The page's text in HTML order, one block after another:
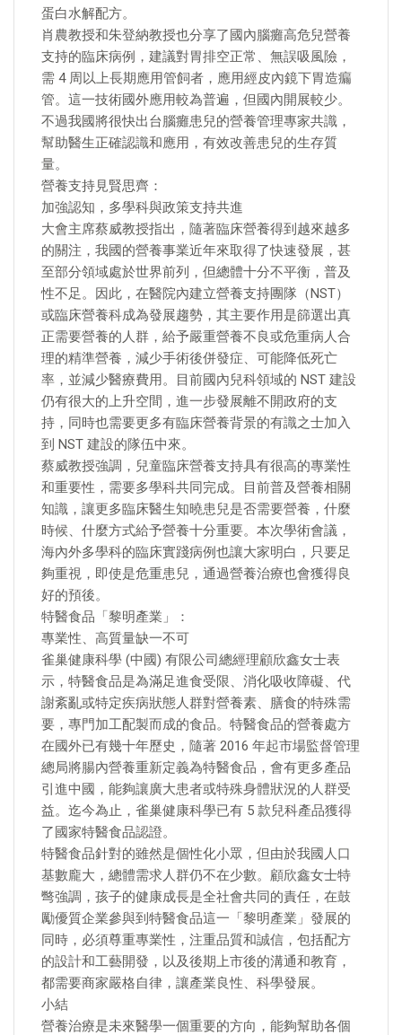
蛋白水解配方。
肖農教授和朱登納教授也分享了國內腦癱高危兒營養
支持的臨床病例，建議對胃排空正常、無誤吸風險，
需 4 周以上長期應用管飼者，應用經皮內鏡下胃造瘺
管。這一技術國外應用較為普遍，但國內開展較少。
不過我國將很快出台腦癱患兒的營養管理專家共識，
幫助醫生正確認識和應用，有效改善患兒的生存質
量。
營養支持見賢思齊：
加強認知，多學科與政策支持共進
大會主席蔡威教授指出，隨著臨床營養得到越來越多
的關注，我國的營養事業近年來取得了快速發展，甚
至部分領域處於世界前列，但總體十分不平衡，普及
性不足。因此，在醫院內建立營養支持團隊（NST）
或臨床營養科成為發展趨勢，其主要作用是篩選出真
正需要營養的人群，給予嚴重營養不良或危重病人合
理的精準營養，減少手術後併發症、可能降低死亡
率，並減少醫療費用。目前國內兒科領域的 NST 建設
仍有很大的上升空間，進一步發展離不開政府的支
持，同時也需要更多有臨床營養背景的有識之士加入
到 NST 建設的隊伍中來。
蔡威教授強調，兒童臨床營養支持具有很高的專業性
和重要性，需要多學科共同完成。目前普及營養相關
知識，讓更多臨床醫生知曉患兒是否需要營養，什麼
時候、什麼方式給予營養十分重要。本次學術會議，
海內外多學科的臨床實踐病例也讓大家明白，只要足
夠重視，即使是危重患兒，通過營養治療也會獲得良
好的預後。
特醫食品「黎明產業」：
專業性、高質量缺一不可
雀巢健康科學 (中國) 有限公司總經理顧欣鑫女士表
示，特醫食品是為滿足進食受限、消化吸收障礙、代
謝紊亂或特定疾病狀態人群對營養素、膳食的特殊需
要，專門加工配製而成的食品。特醫食品的營養處方
在國外已有幾十年歷史，隨著 2016 年起市場監督管理
總局將腸內營養重新定義為特醫食品，會有更多產品
引進中國，能夠讓廣大患者或特殊身體狀況的人群受
益。迄今為止，雀巢健康科學已有 5 款兒科產品獲得
了國家特醫食品認證。
特醫食品針對的雖然是個性化小眾，但由於我國人口
基數龐大，總體需求人群仍不在少數。顧欣鑫女士特
彆強調，孩子的健康成長是全社會共同的責任，在鼓
勵優質企業參與到特醫食品這一「黎明產業」發展的
同時，必須尊重專業性，注重品質和誠信，包括配方
的設計和工藝開發，以及後期上市後的溝通和教育，
都需要商家嚴格自律，讓產業良性、科學發展。
小結
營養治療是未來醫學一個重要的方向，能夠幫助各個